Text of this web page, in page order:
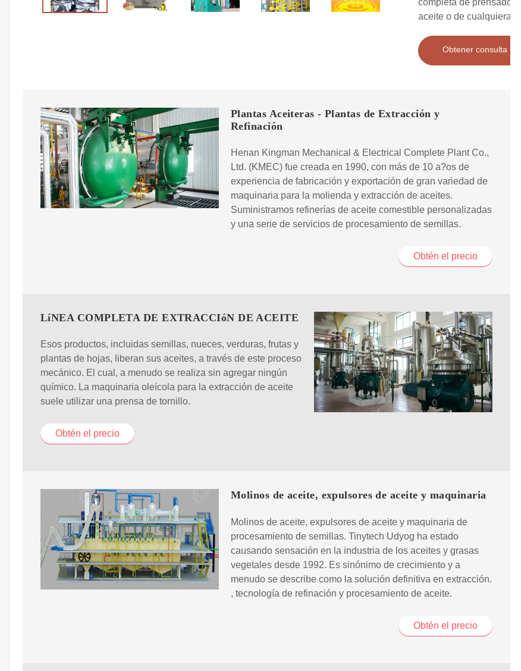
completa de prensado de
aceite o de cualquiera de
Obtener consulta
Plantas Aceiteras - Plantas de Extracción y
Refinación
Henan Kingman Mechanical & Electrical Complete Plant Co.,
Ltd. (KMEC) fue creada en 1990, con más de 10 a?os de
experiencia de fabricación y exportación de gran variedad de
maquinaria para la molienda y extracción de aceites.
Suministramos refinerías de aceite comestible personalizadas
y una serie de servicios de procesamiento de semillas.
Obtén el precio
LíNEA COMPLETA DE EXTRACCIóN DE ACEITE
Esos productos, incluidas semillas, nueces, verduras, frutas y
plantas de hojas, liberan sus aceites, a través de este proceso
mecánico. El cual, a menudo se realiza sin agregar ningún
químico. La maquinaria oleícola para la extracción de aceite
suele utilizar una prensa de tornillo.
Obtén el precio
Molinos de aceite, expulsores de aceite y maquinaria
Molinos de aceite, expulsores de aceite y maquinaria de
procesamiento de semillas. Tinytech Udyog ha estado
causando sensación en la industria de los aceites y grasas
vegetales desde 1992. Es sinónimo de crecimiento y a
menudo se describe como la solución definitiva en extracción.
, tecnología de refinación y procesamiento de aceite.
Obtén el precio